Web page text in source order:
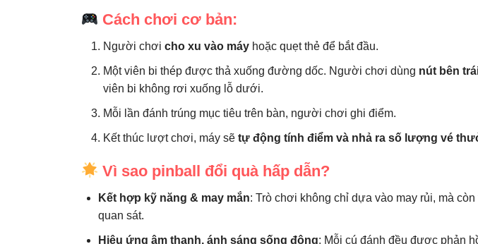
Cách chơi cơ bản:
Người chơi cho xu vào máy hoặc quẹt thẻ để bắt đầu.
Một viên bi thép được thả xuống đường dốc. Người chơi dùng nút bên
viên bi không rơi xuống lỗ dưới.
Mỗi lần đánh trúng mục tiêu trên bàn, người chơi ghi điểm.
Kết thúc lượt chơi, máy sẽ tự động tính điểm và nhả ra số lượng vé
Vì sao pinball đổi quà hấp dẫn?
Kết hợp kỹ năng & may mắn: Trò chơi không chỉ dựa vào may rủi, mà
quan sát.
Hiệu ứng âm thanh, ánh sáng sống động: Mỗi cú đánh đều được phản